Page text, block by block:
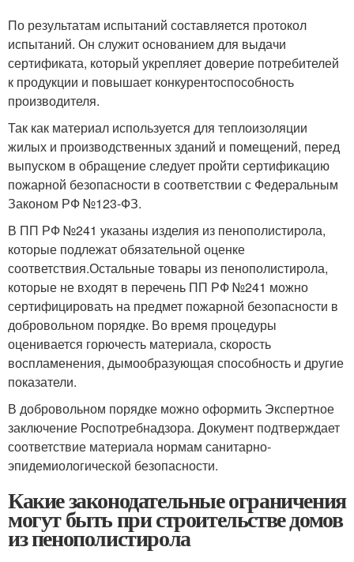
По результатам испытаний составляется протокол
испытаний. Он служит основанием для выдачи
сертификата, который укрепляет доверие потребителей
к продукции и повышает конкурентоспособность
производителя.
Так как материал используется для теплоизоляции
жилых и производственных зданий и помещений, перед
выпуском в обращение следует пройти сертификацию
пожарной безопасности в соответствии с Федеральным
Законом РФ №123-ФЗ.
В ПП РФ №241 указаны изделия из пенополистирола,
которые подлежат обязательной оценке
соответствия.Остальные товары из пенополистирола,
которые не входят в перечень ПП РФ №241 можно
сертифицировать на предмет пожарной безопасности в
добровольном порядке. Во время процедуры
оценивается горючесть материала, скорость
воспламенения, дымообразующая способность и другие
показатели.
В добровольном порядке можно оформить Экспертное
заключение Роспотребнадзора. Документ подтверждает
соответствие материала нормам санитарно-
эпидемиологической безопасности.
Какие законодательные ограничения
могут быть при строительстве домов
из пенополистирола